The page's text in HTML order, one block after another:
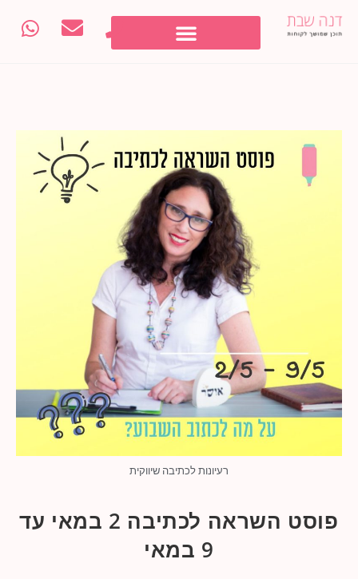
רעיונות לכתיבה שיווקית
פוסט השראה לכתיבה 2 במאי עד
9 במאי